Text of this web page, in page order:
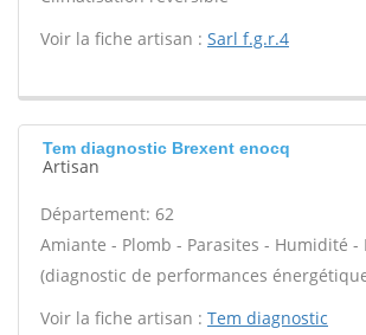
Voir la fiche artisan : Sarl f.g.r.4
Tem diagnostic Brexent enocq
Artisan
Département: 62
Amiante - Plomb - Parasites - Humidité -
(diagnostic de performances
Voir la fiche artisan : Tem diagnostic